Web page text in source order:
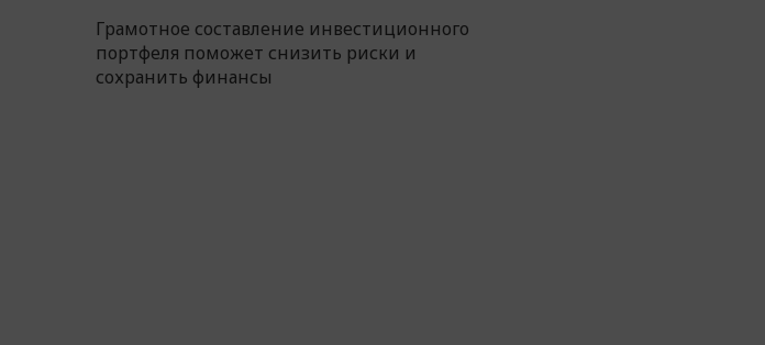
Грамотное составление инвестиционного
портфеля поможет снизить риски и
сохранить финансы